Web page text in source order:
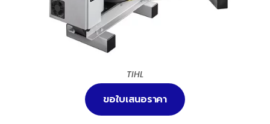
TIHL
ขอใบเสนอราคา